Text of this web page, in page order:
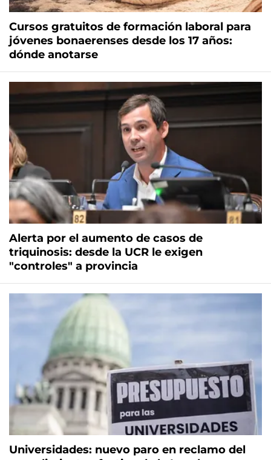
Cursos gratuitos de formación laboral para
jóvenes bonaerenses desde los 17 años:
dónde anotarse
Alerta por el aumento de casos de
triquinosis: desde la UCR le exigen
"controles" a provincia
Universidades: nuevo paro en reclamo del